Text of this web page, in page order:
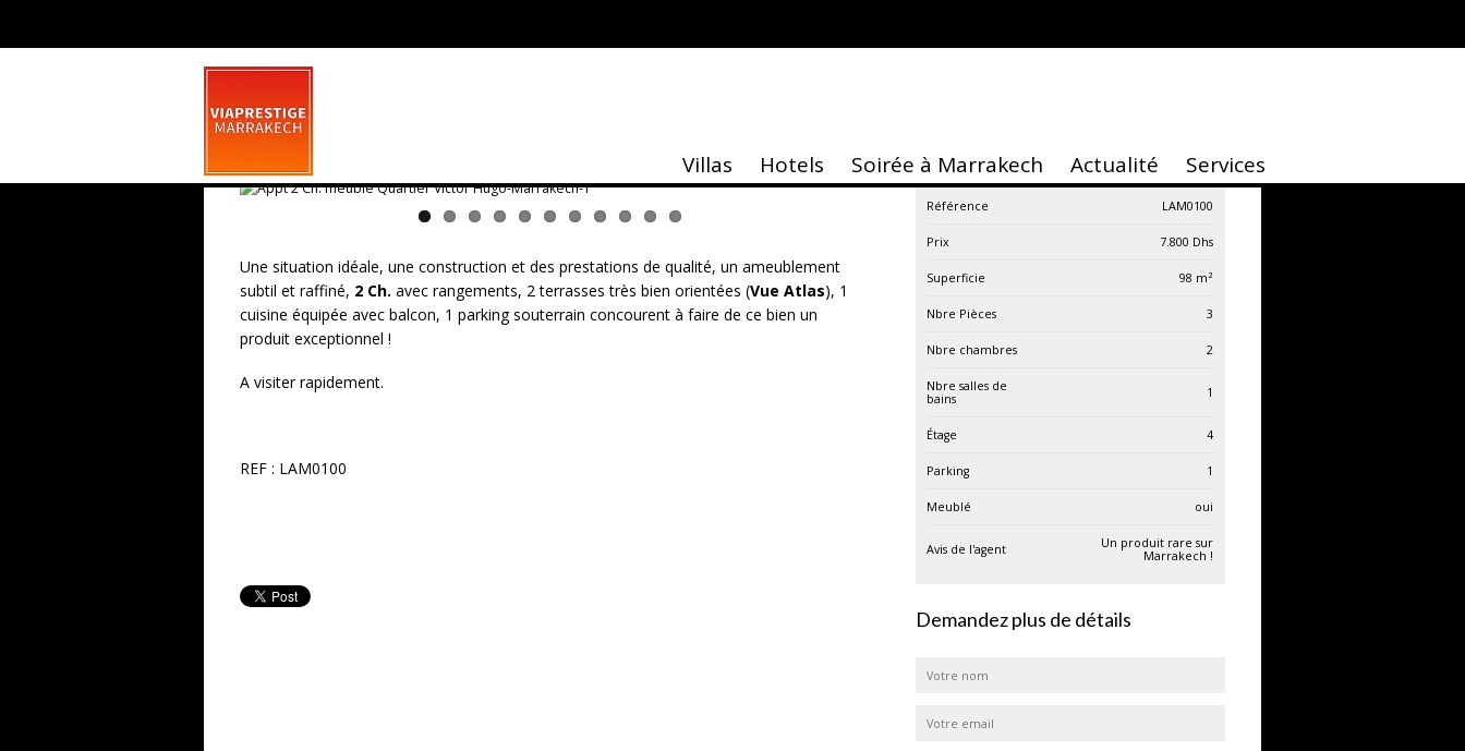
Villas Hotels Soirée à Marrakech Actualité Services
Appartement meublé 2 Ch. près de LVH
Une situation idéale, une construction et des prestations de qualité, un ameublement
subtil et raffiné, 2 Ch. avec rangements, 2 terrasses très bien orientées (Vue Atlas), 1
cuisine équipée avec balcon, 1 parking souterrain concourent à faire de ce bien un
produit exceptionnel !
A visiter rapidement.
REF : LAM0100
Référence LAM0100
Prix 7.800 Dhs
Superficie 98 m²
Nbre Pièces 3
Nbre chambres 2
Nbre salles de
bains
1
Étage 4
Parking 1
Meublé oui
Avis de l'agent
Un produit rare sur
Marrakech !
Demandez plus de détails